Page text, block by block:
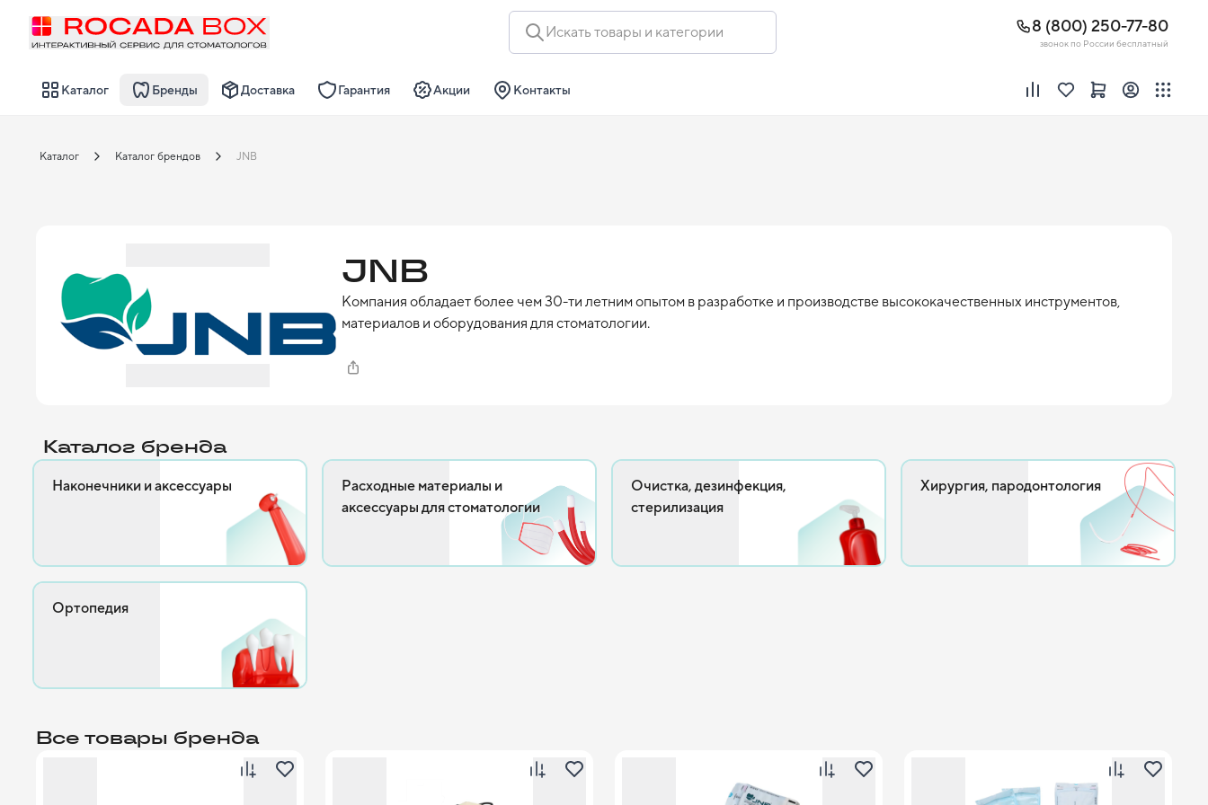
Искать товары и категории 8 (800) 250-77-80
звонок по России бесплатный
Каталог Бренды Доставка Гарантия Акции Контакты
Каталог Каталог брендов JNB
JNB
Компания обладает более чем 30-ти летним опытом в разработке и производстве высококачественных инструментов,
материалов и оборудования для стоматологии.
Каталог бренда
Наконечники и аксессуары
Расходные материалы и
аксессуары для стоматологии
Очистка, дезинфекция,
стерилизация
Хирургия, пародонтология
Ортопедия
Все товары бренда